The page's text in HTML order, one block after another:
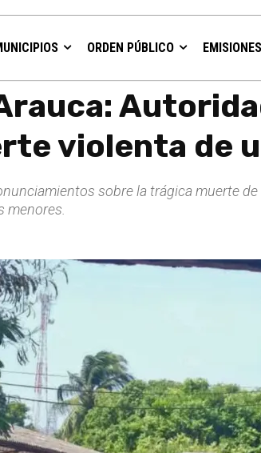
ORDEN PÚBLICO EMISIONES
violenta de
sobre la trágica muerte
menores.